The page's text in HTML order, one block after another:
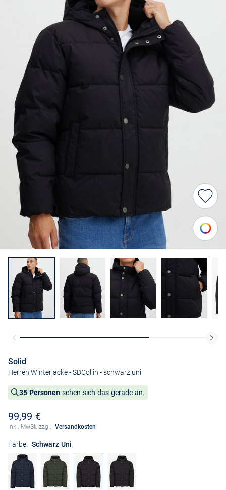
Solid
Herren Winterjacke - SDCollin - schwarz uni
35 Personen sehen sich das gerade an.
99,99 €
Inkl. MwSt. zzgl. Versandkosten
Farbe: Schwarz Uni